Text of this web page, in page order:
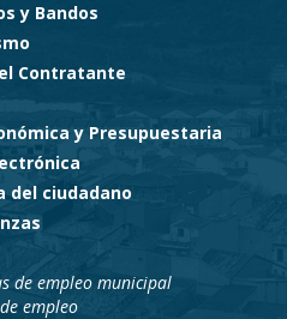
y Bandos
Contratante
y Presupuestaria
del ciudadano
de empleo municipal
empleo